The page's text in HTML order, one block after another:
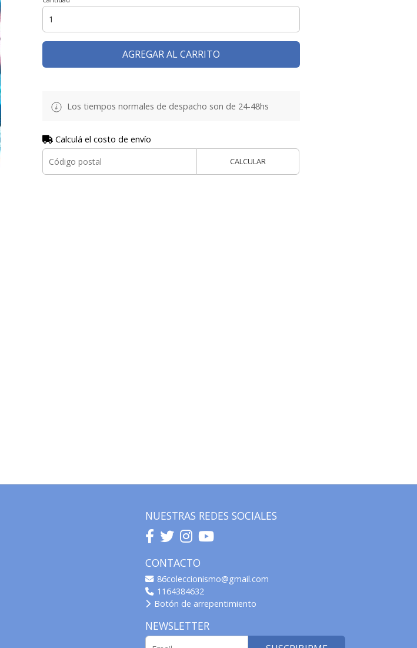
AGREGAR AL CARRITO
Los tiempos normales de despacho son de 24-48hs
Calculá el costo de envío
CALCULAR
NUESTRAS REDES SOCIALES
CONTACTO
86coleccionismo@gmail.com
1164384632
Botón de arrepentimiento
NEWSLETTER